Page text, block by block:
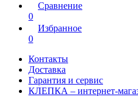
Сравнение
0
Избранное
0
Контакты
Доставка
Гарантия и сервис
КЛЕПКА – интернет-